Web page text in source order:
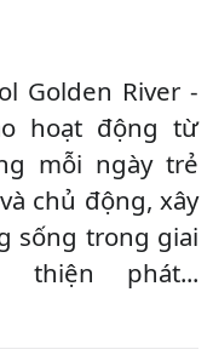
Golden River -
hoạt động từ
mỗi ngày trẻ
chủ động, xây
sống trong giai
thiện phát...